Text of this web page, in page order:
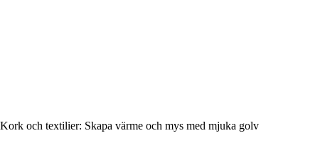
Kork och textilier: Skapa värme och mys med mjuka golv